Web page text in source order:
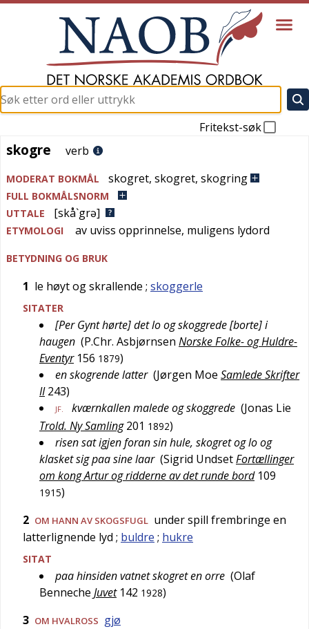
Fritekst-søk
skogre
skogre verb
MODERAT BOKMÅL skogret, skogret, skogring
FULL BOKMÅLSNORM
UTTALE
[skå`grə]
ETYMOLOGI av uviss opprinnelse, muligens lydord
BETYDNING OG BRUK
1 le høyt og skrallende ; skoggerle
SITATER
[Per Gynt hørte] det lo og skoggrede [borte] i
haugen (P.Chr. Asbjørnsen Norske Folke- og Huldre-
Eventyr 156 1879)
en skogrende latter (Jørgen Moe Samlede Skrifter
II 243)
JF. kværnkallen malede og skoggrede (Jonas Lie
Trold. Ny Samling 201 1892)
risen sat igjen foran sin hule, skogret og lo og
klasket sig paa sine laar (Sigrid UndsetFortællinger
om kong Artur og ridderne av det runde bord 109
1915)
2 OM HANN AV SKOGSFUGL under spill frembringe en
latterlignende lyd ; buldre ; hukre
SITAT
paa hinsiden vatnet skogret en orre (Olaf
Benneche Juvet 142 1928)
3 OM HVALROSS gjø